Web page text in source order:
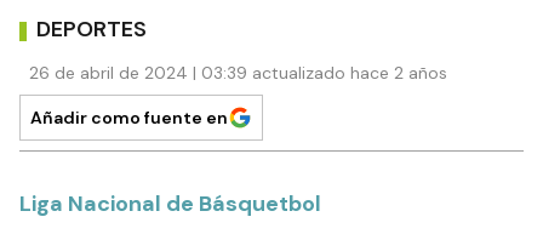
DEPORTES
26 de abril de 2024 | 03:39 actualizado hace 2 años
Añadir como fuente en
Liga Nacional de Básquetbol